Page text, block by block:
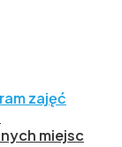
zajęć
miejsc